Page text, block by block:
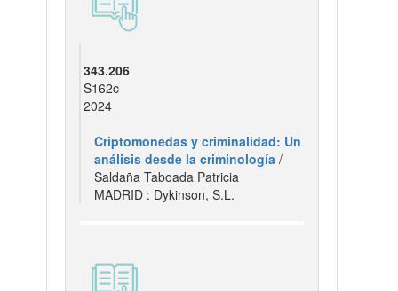
343.206
S162c
2024
Criptomonedas y criminalidad: Un
análisis desde la criminología /
Saldaña Taboada Patricia
MADRID : Dykinson, S.L.